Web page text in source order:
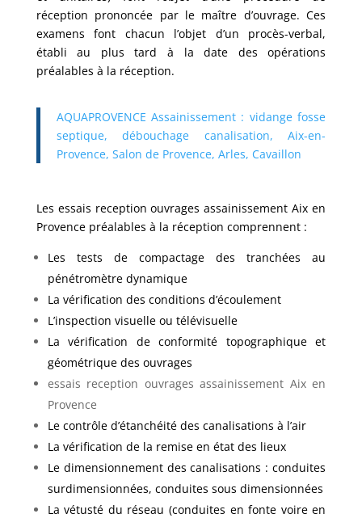
réception prononcée par le maître d’ouvrage. Ces
examens font chacun l’objet d’un procès-verbal,
établi au plus tard à la date des opérations
préalables à la réception.
AQUAPROVENCE Assainissement : vidange fosse
septique, débouchage canalisation, Aix-en-
Provence, Salon de Provence, Arles, Cavaillon
Les essais reception ouvrages assainissement Aix en
Provence préalables à la réception comprennent :
Les tests de compactage des tranchées au
pénétromètre dynamique
La vérification des conditions d’écoulement
L’inspection visuelle ou télévisuelle
La vérification de conformité topographique et
géométrique des ouvrages
essais reception ouvrages assainissement Aix en
Provence
Le contrôle d’étanchéité des canalisations à l’air
La vérification de la remise en état des lieux
Le dimensionnement des canalisations : conduites
surdimensionnées, conduites sous dimensionnées
La vétusté du réseau (conduites en fonte voire en